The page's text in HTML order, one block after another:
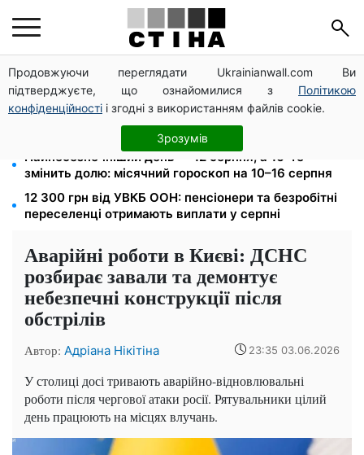
Продовжуючи переглядати Ukrainianwall.com Ви
підтверджуєте, що ознайомилися з Політикою
конфіденційності і згодні з використанням файлів cookie.
Зрозумів
ФОП 3 групи: 5% єдиного податку і 1% військового
збору — до 19 серпня, інакше штраф 10%
Тариф на воду злетить до 124,89 грн за куб:
водоканали готують подвійне підвищення з вересня
Найнебезпечніший день — 12 серпня, а 16-те
змінить долю: місячний гороскоп на 10–16 серпня
12 300 грн від УВКБ ООН: пенсіонери та безробітні
переселенці отримають виплати у серпні
Аварійні роботи в Києві: ДСНС
розбирає завали та демонтує
небезпечні конструкції після
обстрілів
Автор: Адріана Нікітіна 23:35 03.06.2026
У столиці досі тривають аварійно-відновлювальні
роботи після чергової атаки росії. Рятувальники цілий
день працюють на місцях влучань.